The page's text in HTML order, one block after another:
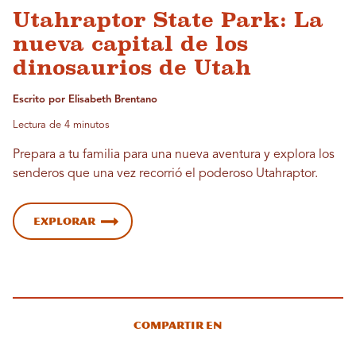
Utahraptor State Park: La
nueva capital de los
dinosaurios de Utah
Escrito por Elisabeth Brentano
Lectura de 4 minutos
Prepara a tu familia para una nueva aventura y explora los
senderos que una vez recorrió el poderoso Utahraptor.
Explorar
Compartir en